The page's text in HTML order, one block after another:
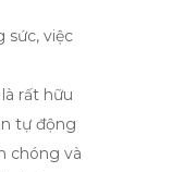
sức, việc
rất hữu
tự động
chóng và